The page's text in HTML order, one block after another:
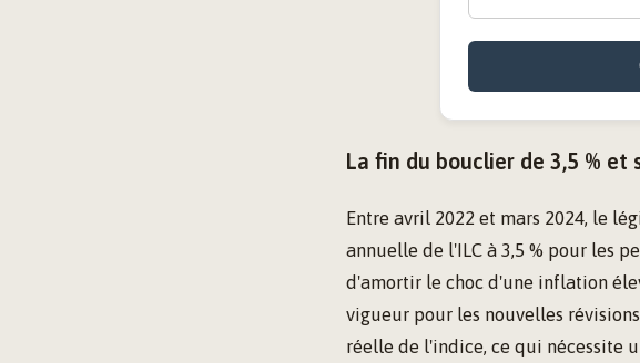
La fin du bouclier de 3,5 % et
Entre avril 2022 et mars 2024, le
annuelle de l'ILC à 3,5 % pour les
d'amortir le choc d'une inflation
vigueur pour les nouvelles
réelle de l'indice, ce qui nécessite